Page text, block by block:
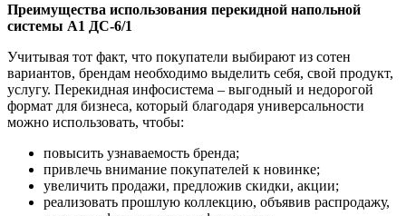
Преимущества использования перекидной напольной
системы А1 ДС-6/1
Учитывая тот факт, что покупатели выбирают из сотен
вариантов, брендам необходимо выделить себя, свой продукт,
услугу. Перекидная инфосистема – выгодный и недорогой
формат для бизнеса, который благодаря универсальности
можно использовать, чтобы:
повысить узнаваемость бренда;
привлечь внимание покупателей к новинке;
увеличить продажи, предложив скидки, акции;
реализовать прошлую коллекцию, объявив распродажу,